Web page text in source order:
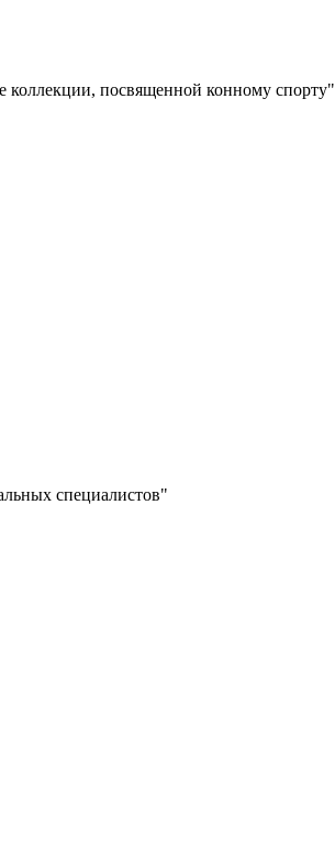
посвященной конному спорту"
специалистов"